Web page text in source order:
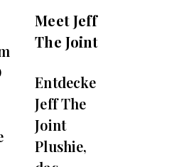
Meet Jeff
The Joint
Entdecke
Jeff The
Joint
Plushie,